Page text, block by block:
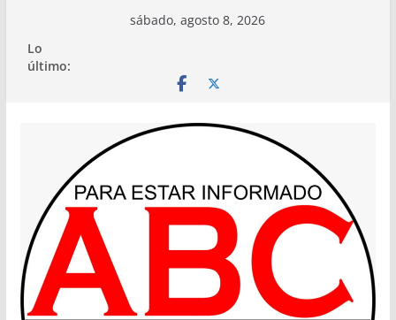
contenido
sábado, agosto 8, 2026
Lo
último: